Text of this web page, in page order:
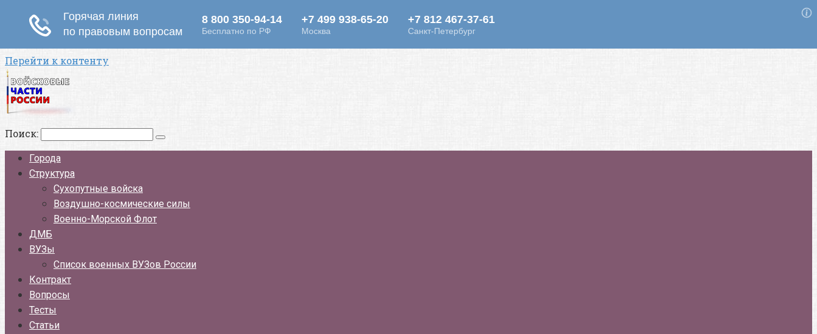
Перейти к контенту
Поиск:
Города
Структура
Сухопутные войска
Воздушно-космические силы
Военно-Морской Флот
ДМБ
ВУЗы
Список военных ВУЗов России
Контракт
Вопросы
Тесты
Статьи